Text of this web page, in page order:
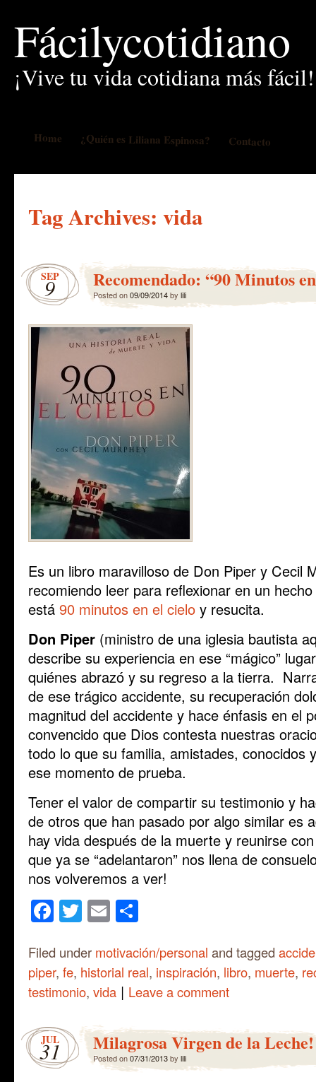
Fácilycotidiano
¡Vive tu vida cotidiana más fácil!
Home ¿Quién es Liliana Espinosa? Contacto
Tag Archives: vida
SEP
9 Recomendado: “90 Minutos
Posted on09/09/2014by lili
Es un libro maravilloso de Don Piper y Cecil
recomiendo leer para reflexionar en un
está 90 minutos en el cielo y resucita.
Don Piper (ministro de una iglesia bautista
describe su experiencia en ese “mágico”
quiénes abrazó y su regreso a la tierra.
de ese trágico accidente, su recuperación
magnitud del accidente y hace énfasis en el
convencido que Dios contesta nuestras
todo lo que su familia, amistades, conocidos
ese momento de prueba.
Tener el valor de compartir su testimonio y
de otros que han pasado por algo similar es
hay vida después de la muerte y reunirse
que ya se “adelantaron” nos llena de
nos volveremos a ver!
Facebook
Twitter
Email
Filed under motivación/personal and tagged
piper, fe, historial real, inspiración, libro, muerte,
testimonio, vida | Leave a comment
JUL
31 Milagrosa Virgen de la Leche!
Posted on07/31/2013by lili